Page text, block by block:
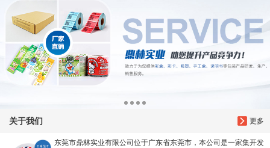
更多
关于我们
东莞市鼎林实业有限公司位于广东省东莞市，本公司是一家集开发